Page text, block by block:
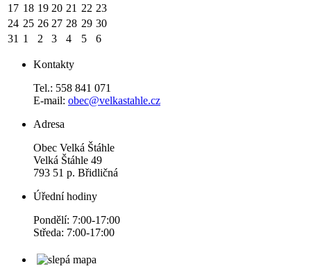
17 18 19 20 21 22 23
24 25 26 27 28 29 30
31 1 2 3 4 5 6
Kontakty
Tel.: 558 841 071
E-mail: obec@velkastahle.cz
Adresa
Obec Velká Štáhle
Velká Štáhle 49
793 51 p. Břidličná
Úřední hodiny
Pondělí: 7:00-17:00
Středa: 7:00-17:00